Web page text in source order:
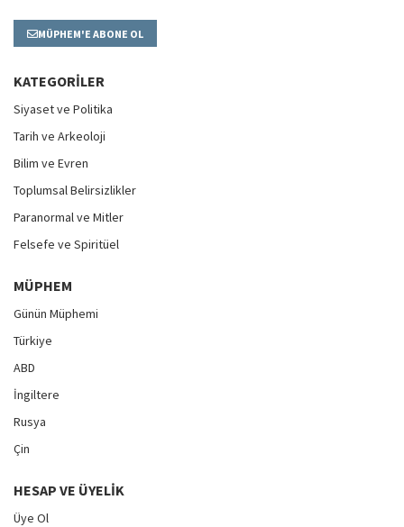
MÜPHEM'E ABONE OL
KATEGORILER
Siyaset ve Politika
Tarih ve Arkeoloji
Bilim ve Evren
Toplumsal Belirsizlikler
Paranormal ve Mitler
Felsefe ve Spiritüel
MÜPHEM
Günün Müphemi
Türkiye
ABD
İngiltere
Rusya
Çin
HESAP VE ÜYELIK
Üye Ol